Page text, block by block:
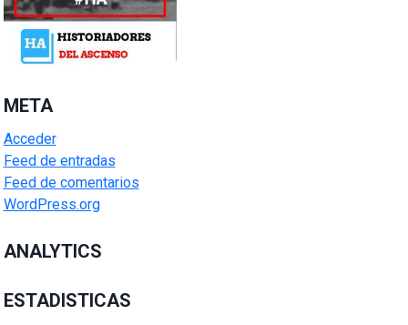
META
Acceder
Feed de entradas
Feed de comentarios
WordPress.org
ANALYTICS
ESTADISTICAS